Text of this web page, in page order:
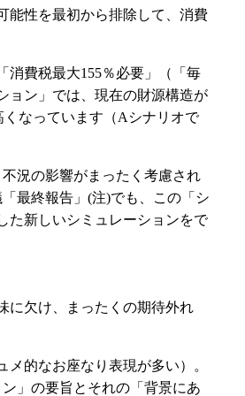
能性を最初から排除して、消費
消費税最大155％必要」（「毎
ョン」では、現在の財源構造が
くなっています（Aシナリオで
況の影響がまったく考慮され
最終報告」(注)でも、この「シ
た新しいシミュレーションをで
に欠け、まったくの期待外れ
的なお座なり表現が多い）。
」の要旨とそれの「背景にあ